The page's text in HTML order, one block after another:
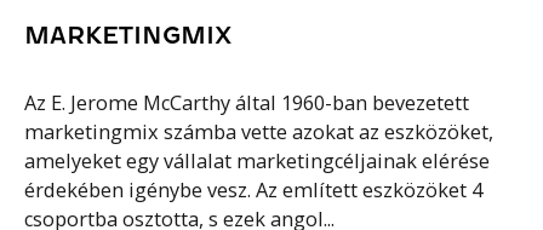
MARKETINGMIX
Az E. Jerome McCarthy által 1960-ban bevezetett
marketingmix számba vette azokat az eszközöket,
amelyeket egy vállalat marketingcéljainak elérése
érdekében igénybe vesz. Az említett eszközöket 4
csoportba osztotta, s ezek angol...